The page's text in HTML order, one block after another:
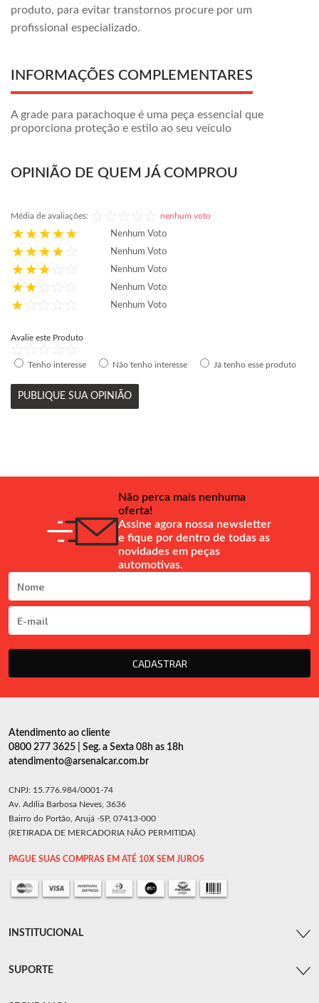
produto, para evitar transtornos procure por um
profissional especializado.
INFORMAÇÕES COMPLEMENTARES
A grade para parachoque é uma peça essencial que
proporciona proteção e estilo ao seu veículo
OPINIÃO DE QUEM JÁ COMPROU
Média de avaliações: nenhum voto
Nenhum Voto
Nenhum Voto
Nenhum Voto
Nenhum Voto
Nenhum Voto
Avalie este Produto
Tenho interesse Não tenho interesse Já tenho esse produto
PUBLIQUE SUA OPINIÃO
Não perca mais nenhuma
oferta!
Assine agora nossa newsletter
e fique por dentro de todas as
novidades em peças
automotivas.
CADASTRAR
Atendimento ao cliente
0800 277 3625 | Seg. a Sexta 08h as 18h
atendimento@arsenalcar.com.br
CNPJ: 15.776.984/0001-74
Av. Adília Barbosa Neves, 3636
Bairro do Portão, Arujá -SP, 07413-000
(RETIRADA DE MERCADORIA NÃO PERMITIDA)
PAGUE SUAS COMPRAS EM ATÉ 10X SEM JUROS
INSTITUCIONAL
SUPORTE